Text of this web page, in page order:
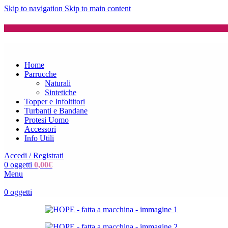
Skip to navigation Skip to main content
Home
Parrucche
Naturali
Sintetiche
Topper e Infoltitori
Turbanti e Bandane
Protesi Uomo
Accessori
Info Utili
Accedi / Registrati
0 oggetti 0,00€
Menu
0 oggetti